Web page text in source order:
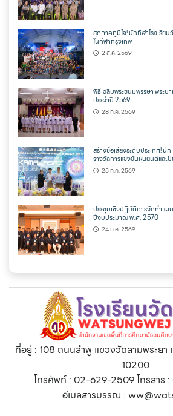
สุดภาคภูมิใจ! นักกีฬาโรงเรียน
ในกีฬากรุงเทพ
2 ส.ค. 2569
พิธีเฉลิมพระชนมพรรษา พระบ
ประจำปี 2569
28 ก.ค. 2569
สร้างชื่อเสียงระดับประเทศ! นัก
รางวัลการแข่งขันหุ่นยนต์แล
25 ก.ค. 2569
ประชุมเชิงปฏิบัติการจัดทำแผ
ปีงบประมาณ พ.ศ. 2570
24 ก.ค. 2569
ที่อยู่ : 108 ถนนลำพู แขวงวัดสามพระยา
10200
โทรศัพท์ : 02-629-2509 โทรสา
อีเมลสารบรรณ :